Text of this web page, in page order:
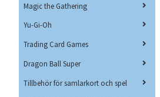
Magic the Gathering
Yu-Gi-Oh
Trading Card Games
Dragon Ball Super
Tillbehör för samlarkort och spel